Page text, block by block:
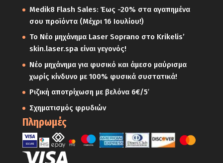
Medik8 Flash Sales: Έως -20% στα αγαπημένα
σου προϊόντα (Μέχρι 16 Ιουλίου!)
Το Νέο μηχάνημα Laser Soprano στο Krikelis’
skin.laser.spa είναι γεγονός!
Νέο μηχάνημα για φυσικό και άμεσο μαύρισμα
χωρίς κίνδυνο με 100% φυσικά συστατικά!
Ριζική αποτρίχωση με βελόνα 6€/5′
Σχηματισμός φρυδιών
Πληρωμές